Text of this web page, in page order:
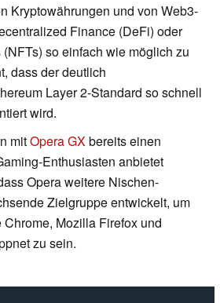
Kryptowährungen und von Web3-
Finance (DeFi) oder
so einfach wie möglich zu
dass der deutlich
Layer 2-Standard so schnell
wird.
mitOpera GX bereits einen
Enthusiasten anbietet
Opera weitere Nischen-
Zielgruppe entwickelt, um
Mozilla Firefox und
zu sein.